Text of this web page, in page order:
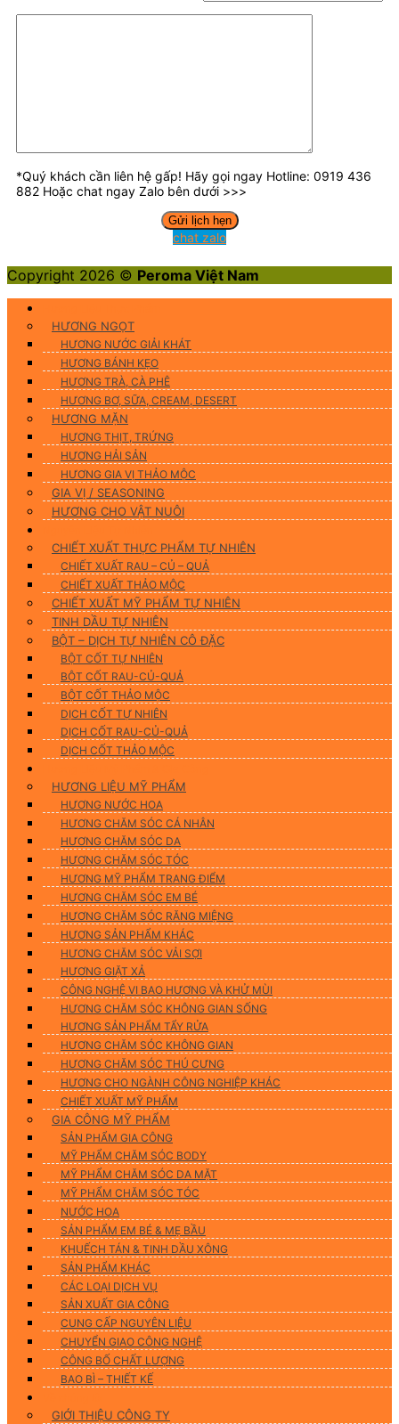
*Quý khách cần liên hệ gấp! Hãy gọi ngay Hotline: 0919 436
882 Hoặc chat ngay Zalo bên dưới >>>
chat zalo
Copyright 2026 © Peroma Việt Nam
HƯƠNG NGỌT
HƯƠNG NƯỚC GIẢI KHÁT
HƯƠNG BÁNH KẸO
HƯƠNG TRÀ, CÀ PHÊ
HƯƠNG BƠ, SỮA, CREAM, DESERT
HƯƠNG MẶN
HƯƠNG THỊT, TRỨNG
HƯƠNG HẢI SẢN
HƯƠNG GIA VỊ THẢO MỘC
GIA VỊ / SEASONING
HƯƠNG CHO VẬT NUÔI
CHIẾT XUẤT THỰC PHẨM TỰ NHIÊN
CHIẾT XUẤT RAU – CỦ – QUẢ
CHIẾT XUẤT THẢO MỘC
CHIẾT XUẤT MỸ PHẨM TỰ NHIÊN
TINH DẦU TỰ NHIÊN
BỘT – DỊCH TỰ NHIÊN CÔ ĐẶC
BỘT CỐT TỰ NHIÊN
BỘT CỐT RAU-CỦ-QUẢ
BỘT CỐT THẢO MỘC
DỊCH CỐT TỰ NHIÊN
DỊCH CỐT RAU-CỦ-QUẢ
DỊCH CỐT THẢO MỘC
HƯƠNG LIỆU MỸ PHẨM
HƯƠNG NƯỚC HOA
HƯƠNG CHĂM SÓC CÁ NHÂN
HƯƠNG CHĂM SÓC DA
HƯƠNG CHĂM SÓC TÓC
HƯƠNG MỸ PHẨM TRANG ĐIỂM
HƯƠNG CHĂM SÓC EM BÉ
HƯƠNG CHĂM SÓC RĂNG MIỆNG
HƯƠNG SẢN PHẨM KHÁC
HƯƠNG CHĂM SÓC VẢI SỢI
HƯƠNG GIẶT XẢ
CÔNG NGHỆ VI BAO HƯƠNG VÀ KHỬ MÙI
HƯƠNG CHĂM SÓC KHÔNG GIAN SỐNG
HƯƠNG SẢN PHẨM TẨY RỬA
HƯƠNG CHĂM SÓC KHÔNG GIAN
HƯƠNG CHĂM SÓC THÚ CƯNG
HƯƠNG CHO NGÀNH CÔNG NGHIỆP KHÁC
CHIẾT XUẤT MỸ PHẨM
GIA CÔNG MỸ PHẨM
SẢN PHẨM GIA CÔNG
MỸ PHẨM CHĂM SÓC BODY
MỸ PHẨM CHĂM SÓC DA MẶT
MỸ PHẨM CHĂM SÓC TÓC
NƯỚC HOA
SẢN PHẨM EM BÉ & MẸ BẦU
KHUẾCH TÁN & TINH DẦU XÔNG
SẢN PHẨM KHÁC
CÁC LOẠI DỊCH VỤ
SẢN XUẤT GIA CÔNG
CUNG CẤP NGUYÊN LIỆU
CHUYỂN GIAO CÔNG NGHỆ
CÔNG BỐ CHẤT LƯỢNG
BAO BÌ – THIẾT KẾ
GIỚI THIỆU CÔNG TY